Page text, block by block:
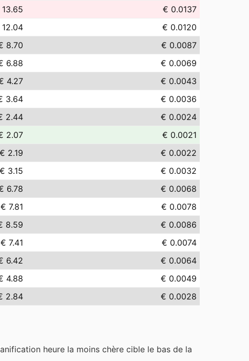
€ 0.0137
€ 0.0120
8.70
€ 0.0087
6.88
€ 0.0069
4.27
€ 0.0043
3.64
€ 0.0036
2.44
€ 0.0024
2.07
€ 0.0021
€ 2.19
€ 0.0022
€ 3.15
€ 0.0032
6.78
€ 0.0068
€ 7.81
€ 0.0078
8.59
€ 0.0086
€ 7.41
€ 0.0074
6.42
€ 0.0064
4.88
€ 0.0049
2.84 € 0.0028
heure la moins chère cible le bas de la